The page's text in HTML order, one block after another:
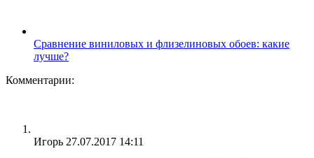
Сравнение виниловых и флизелиновых обоев: какие
лучше?
Комментарии:
Игорь 27.07.2017 14:11